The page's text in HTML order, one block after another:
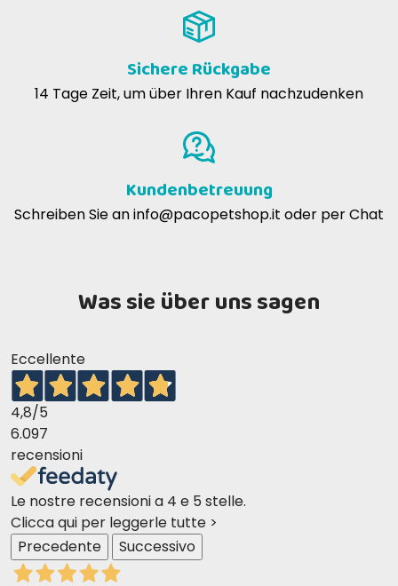
Sichere Rückgabe
14 Tage Zeit, um über Ihren Kauf nachzudenken
Kundenbetreuung
Schreiben Sie aninfo@pacopetshop.it oder per Chat
Was sie über uns sagen
Eccellente
4,8/5
6.097
recensioni
Le nostre recensioni a 4 e 5 stelle.
Clicca qui per leggerle tutte >
Precedente
Successivo